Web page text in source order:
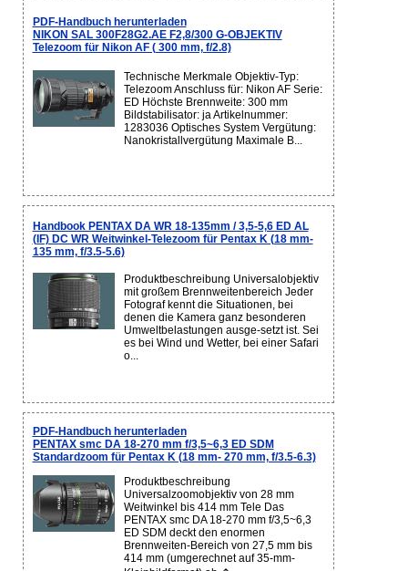
PDF-Handbuch herunterladen
NIKON SAL 300F28G2.AE F2,8/300 G-OBJEKTIV
Telezoom für Nikon AF ( 300 mm, f/2.8)
Technische Merkmale Objektiv-Typ:
Telezoom Anschluss für: Nikon AF Serie:
ED Höchste Brennweite: 300 mm
Bildstabilisator: ja Artikelnummer:
1283036 Optisches System Vergütung:
Nanokristallvergütung Maximale B...
Handbook PENTAX DA WR 18-135mm / 3,5-5,6 ED AL
(IF) DC WR Weitwinkel-Telezoom für Pentax K (18 mm-
135 mm, f/3.5-5.6)
Produktbeschreibung Universalobjektiv
mit großem Brennweitenbereich Jeder
Fotograf kennt die Situationen, bei
denen die Kamera ganz besonderen
Umweltbelastungen ausge-setzt ist. Sei
es bei Wind und Wetter, bei einer Safari
o...
PDF-Handbuch herunterladen
PENTAX smc DA 18-270 mm f/3,5~6,3 ED SDM
Standardzoom für Pentax K (18 mm- 270 mm, f/3.5-6.3)
Produktbeschreibung
Universalzoomobjektiv von 28 mm
Weitwinkel bis 414 mm Tele Das
PENTAX smc DA 18-270 mm f/3,5~6,3
ED SDM deckt den enormen
Brennweiten-Bereich von 27,5 mm bis
414 mm (umgerechnet auf 35-mm-